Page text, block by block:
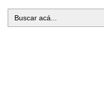
Buscar: